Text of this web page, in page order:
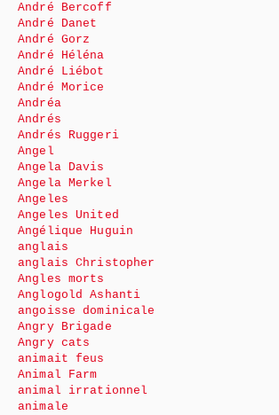
André Bercoff
André Danet
André Gorz
André Héléna
André Liébot
André Morice
Andréa
Andrés
Andrés Ruggeri
Angel
Angela Davis
Angela Merkel
Angeles
Angeles United
Angélique Huguin
anglais
anglais Christopher
Angles morts
Anglogold Ashanti
angoisse dominicale
Angry Brigade
Angry cats
animait feus
Animal Farm
animal irrationnel
animale